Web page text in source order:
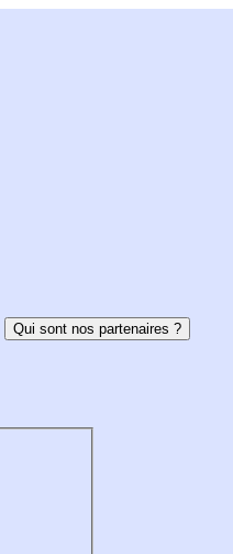
Qui sont nos partenaires ?